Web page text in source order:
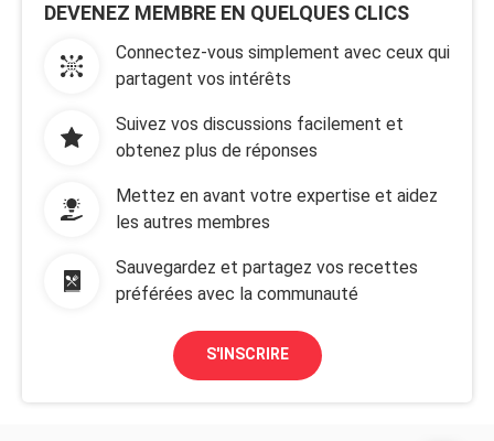
DEVENEZ MEMBRE EN QUELQUES CLICS
Connectez-vous simplement avec ceux qui
partagent vos intérêts
Suivez vos discussions facilement et
obtenez plus de réponses
Mettez en avant votre expertise et aidez
les autres membres
Sauvegardez et partagez vos recettes
préférées avec la communauté
S'INSCRIRE